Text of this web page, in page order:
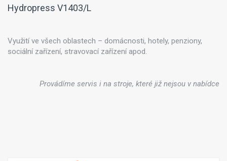
Hydropress V1403/L
Využití ve všech oblastech – domácnosti, hotely, penziony,
sociální zařízení, stravovací zařízení apod.
Provádíme servis i na stroje, které již nejsou v nabídce